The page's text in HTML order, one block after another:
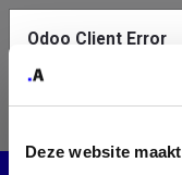
Deze website
Odoo Client Error